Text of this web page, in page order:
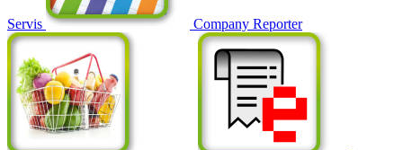
Servis Company Reporter